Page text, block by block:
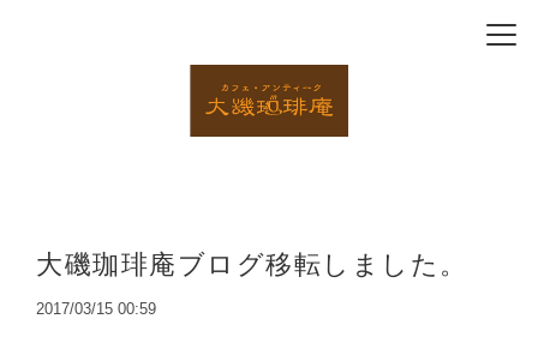
大磯珈琲庵ブログ移転しました。
2017/03/15 00:59